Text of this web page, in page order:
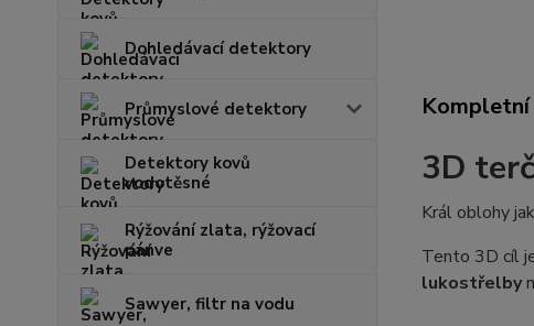
Dohledávací detektory
Průmyslové detektory
Detektory kovů
vodotěsné
Rýžování zlata, rýžovací
pánve
Sawyer, filtr na vodu
3D
Král oblohy
Tento 3D cíl
lukostřelby